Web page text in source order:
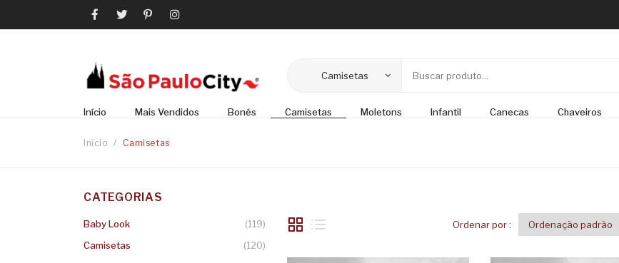
Camisetas
Início Mais Vendidos Bonés Camisetas Moletons Infantil Canecas Chaveiros
Início / Camisetas
CATEGORIAS
Baby Look
(119)
Camisetas
(120)
Ordenar por :